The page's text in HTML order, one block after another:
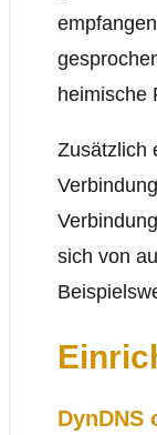
heimische
Zusätzlich
sich von
DynDNS